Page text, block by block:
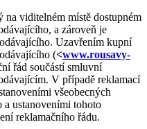
na viditelném místě dostupném
a zároveň je
Uzavřením kupní
(<www.rousavy-
řád součástí smluvní
V případě reklamací
všeobecných
ustanoveními tohoto
reklamačního řádu.